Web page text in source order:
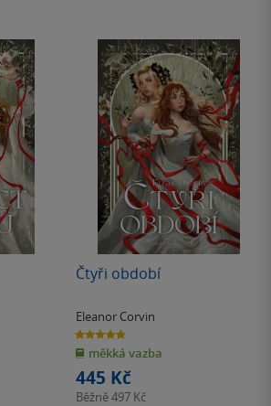
Čtyři období
Eleanor Corvin
4.8
z
5
hvězdiček
měkká vazba
445 Kč
Běžně497 Kč